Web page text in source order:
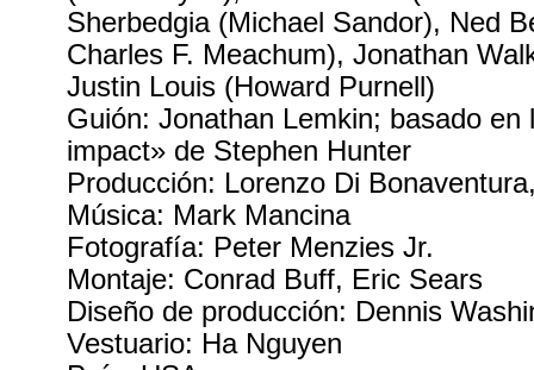
Sherbedgia (Michael Sandor), Ned
Charles F. Meachum), Jonathan
Justin Louis (Howard Purnell)
Guión: Jonathan Lemkin; basado en
impact» de Stephen Hunter
Producción: Lorenzo Di
Música: Mark Mancina
Fotografía: Peter Menzies Jr.
Montaje: Conrad Buff, Eric Sears
Diseño de producción: Dennis
Vestuario: Ha Nguyen